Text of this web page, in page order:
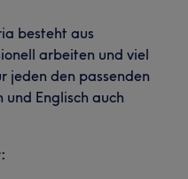
besteht aus
arbeiten und viel
jeden den passenden
und Englisch auch